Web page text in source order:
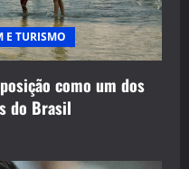
E TURISMO
como um dos
do Brasil